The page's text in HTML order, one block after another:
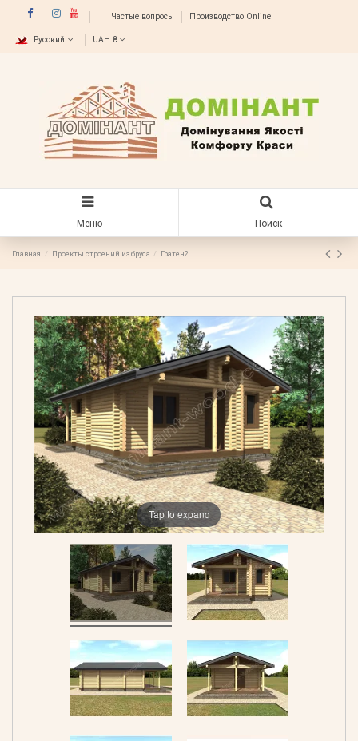
Частые вопросы Производство Online
Русский UAH ₴
Меню Поиск
Главная Проекты строений из бруса Гратен2
Tap to expand